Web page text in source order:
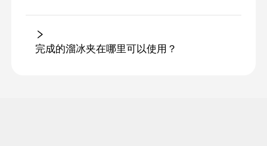
完成的溜冰夹在哪里可以使用？